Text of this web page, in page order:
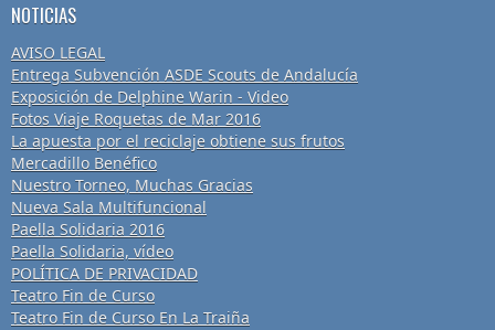
NOTICIAS
AVISO LEGAL
Entrega Subvención ASDE Scouts de Andalucía
Exposición de Delphine Warin - Video
Fotos Viaje Roquetas de Mar 2016
La apuesta por el reciclaje obtiene sus frutos
Mercadillo Benéfico
Nuestro Torneo, Muchas Gracias
Nueva Sala Multifuncional
Paella Solidaria 2016
Paella Solidaria, vídeo
POLÍTICA DE PRIVACIDAD
Teatro Fin de Curso
Teatro Fin de Curso En La Traiña